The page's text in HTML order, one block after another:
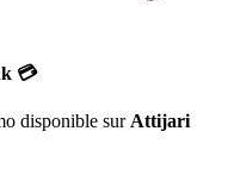
💳
disponible sur Attijari